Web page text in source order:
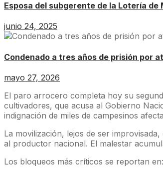
Esposa del subgerente de la Lotería
junio 24, 2025
Condenado a tres años de prisión por
mayo 27, 2026
El paro arrocero completa hoy su
cultivadores, que acusa al Gobierno
indignación de miles de campesinos
La movilización, lejos de ser
al productor nacional. El malestar
Los bloqueos más críticos se reportan en: